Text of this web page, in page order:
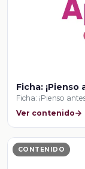
Ficha:
Ficha: ¡Pienso
Ver contenido
CONTENIDO